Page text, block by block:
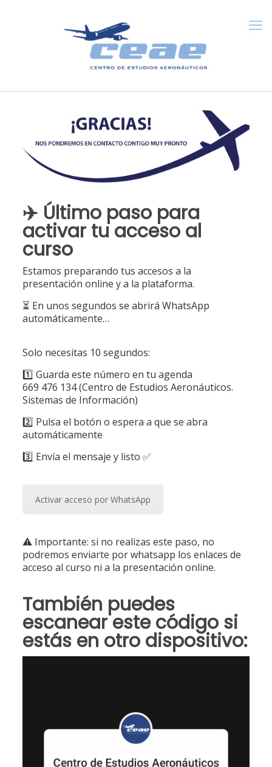
✈️ Último paso para
activar tu acceso al
curso
Estamos preparando tus accesos a la
presentación online y a la plataforma.
⏳ En unos segundos se abrirá WhatsApp
automáticamente…
Solo necesitas 10 segundos:
1️⃣ Guarda este número en tu agenda
669 476 134 (Centro de Estudios Aeronáuticos.
Sistemas de Información)
2️⃣ Pulsa el botón o espera a que se abra
automáticamente
3️⃣ Envía el mensaje y listo ✅
Activar acceso por WhatsApp
⚠️ Importante: si no realizas este paso, no
podremos enviarte por whatsapp los enlaces de
acceso al curso ni a la presentación online.
También puedes
escanear este código si
estás en otro dispositivo: